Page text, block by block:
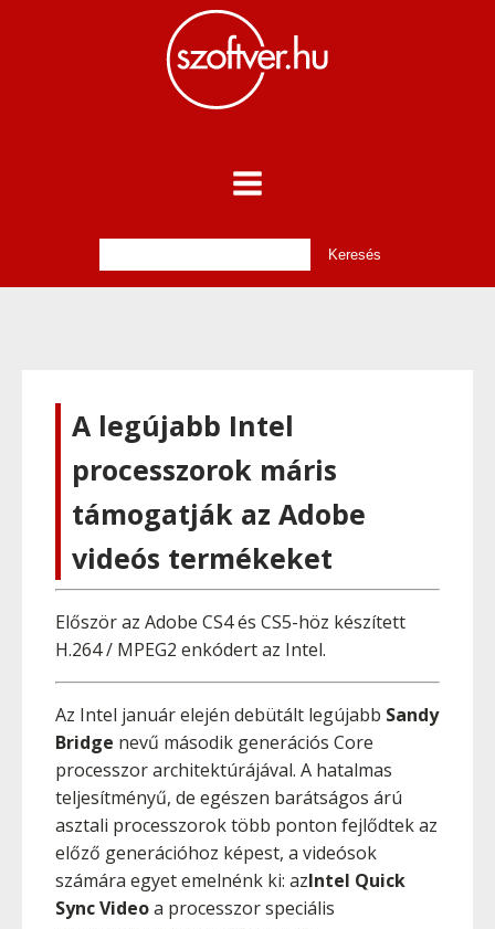
A legújabb Intel
processzorok máris
támogatják az Adobe
videós termékeket
Először az Adobe CS4 és CS5-höz készített
H.264 / MPEG2 enkódert az Intel.
Az Intel január elején debütált legújabb Sandy
Bridge nevű második generációs Core
processzor architektúrájával. A hatalmas
teljesítményű, de egészen barátságos árú
asztali processzorok több ponton fejlődtek az
előző generációhoz képest, a videósok
számára egyet emelnénk ki: azIntel Quick
Sync Videoa processzor speciális